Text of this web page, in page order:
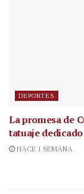
DEPORTES
La promesa de
tatuaje
HACE 1 SEMANA